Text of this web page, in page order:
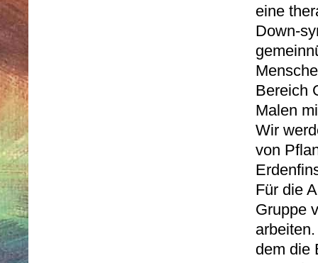
eine
Down-
Bereich
Malen
Wir
von
Für die
Gruppe
dem die